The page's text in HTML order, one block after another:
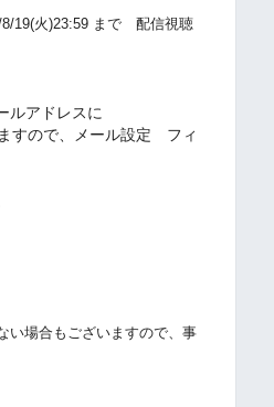
19(火)23:59 まで 配信視聴
ルアドレスに
すので、メール設定 フィ
い場合もございますので、事